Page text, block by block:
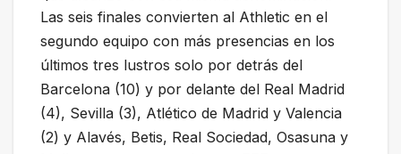
Las seis finales convierten al Athletic en el
segundo equipo con más presencias en los
últimos tres lustros solo por detrás del
Barcelona (10) y por delante del Real Madrid
(4), Sevilla (3), Atlético de Madrid y Valencia
(2) y Alavés, Betis, Real Sociedad, Osasuna y